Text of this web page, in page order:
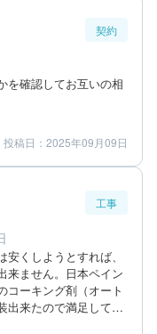
契約
を確認してお互いの相
額感 4
投稿日：2025年09月09日
工事
くしようとすれば、
来ません。日本ペイン
コーキング剤（オート
出来たので満足してい